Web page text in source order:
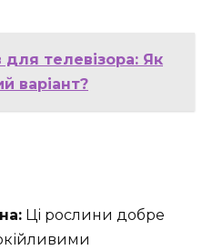
для телевізора: Як
варіант?
Ці рослини добре